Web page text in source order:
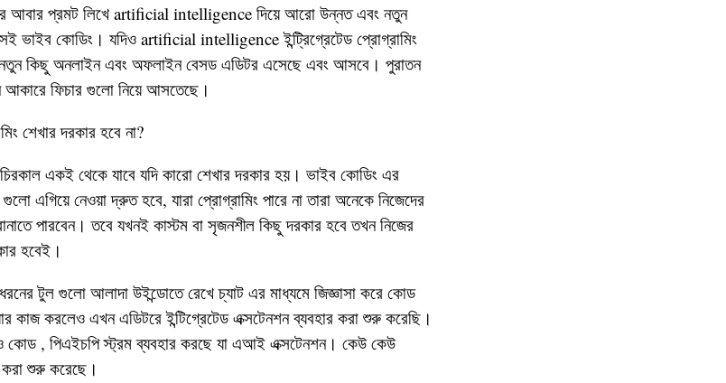
আবার প্রমট লিখে artificial intelligence দিয়ে আরো উন্নত এবং নতুন
ভাইব কোডিং। যদিও artificial intelligence ইন্ট্রিগ্রেটেড প্রোগ্রামিং
কিছু অনলাইন এবং অফলাইন বেসড এডিটর এসেছে এবং আসবে। পুরাতন
আকারে ফিচার গুলো নিয়ে আসতেছে।
শেখার দরকার হবে না?
একই থেকে যাবে যদি কারো শেখার দরকার হয়। ভাইব কোডিং এর
এগিয়ে নেওয়া দ্রুত হবে, যারা প্রোগ্রামিং পারে না তারা অনেকে নিজেদের
পারবেন। তবে যখনই কাস্টম বা সৃজনশীল কিছু দরকার হবে তখন নিজের
হবেই।
টুল গুলো আলাদা উইন্ডোতে রেখে চ্যাট এর মাধ্যমে জিজ্ঞাসা করে কোড
কাজ করলেও এখন এডিটরে ইন্টিগ্রেটেড এক্সটেনশন ব্যবহার করা শুরু করেছি।
কোড , পিএইচপি স্ট্রম ব্যবহার করছে যা এআই এক্সটেনশন। কেউ কেউ
শুরু করেছে।